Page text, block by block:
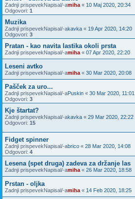
Zadnji prispevekNapisal/-amiha « 10 Maj 2020, 20:34
Odgovori: 1
Muzika
Zadnji prispevekNapisal/-akavka « 19 Apr 2020, 14:20
Odgovori: 3
Pratan - kao navita lastika okoli prsta
Zadnji prispevekNapisal/-amiha « 07 Apr 2020, 22:20
Leseni avtko
Zadnji prispevekNapisal/-amiha « 30 Mar 2020, 20:08
Pašček za uro...
Zadnji prispevekNapisal/-aPuskin « 30 Mar 2020, 11:01
Odgovori: 3
Kje štartat?
Zadnji prispevekNapisal/-akavka « 29 Mar 2020, 22:22
Odgovori: 15
Fidget spinner
Zadnji prispevekNapisal/-abrico « 28 Mar 2020, 14:08
Odgovori: 4
Lesena (spet druga) zadeva za držanje las
Zadnji prispevekNapisal/-amiha « 26 Mar 2020, 18:58
Prstan - oljka
Zadnji prispevekNapisal/-amiha « 14 Feb 2020, 18:25